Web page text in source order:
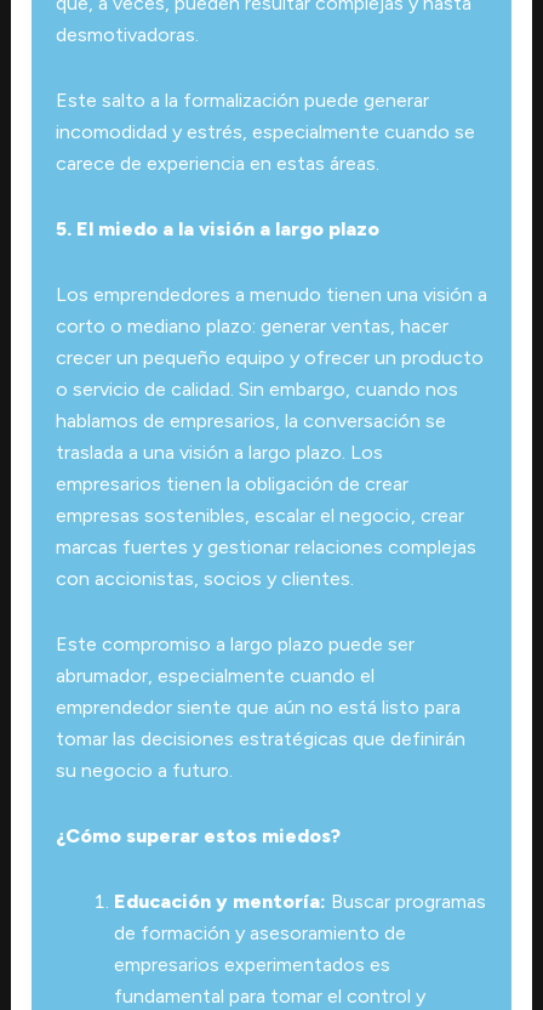
desmotivadoras.
Este salto a la formalización puede generar
incomodidad y estrés, especialmente cuando se
carece de experiencia en estas áreas.
5. El miedo a la visión a largo plazo
Los emprendedores a menudo tienen una visión a
corto o mediano plazo: generar ventas, hacer
crecer un pequeño equipo y ofrecer un producto
o servicio de calidad. Sin embargo, cuando nos
hablamos de empresarios, la conversación se
traslada a una visión a largo plazo. Los
empresarios tienen la obligación de crear
empresas sostenibles, escalar el negocio, crear
marcas fuertes y gestionar relaciones complejas
con accionistas, socios y clientes.
Este compromiso a largo plazo puede ser
abrumador, especialmente cuando el
emprendedor siente que aún no está listo para
tomar las decisiones estratégicas que definirán
su negocio a futuro.
¿Cómo superar estos miedos?
Educación y mentoría: Buscar programas
de formación y asesoramiento de
empresarios experimentados es
fundamental para tomar el control y